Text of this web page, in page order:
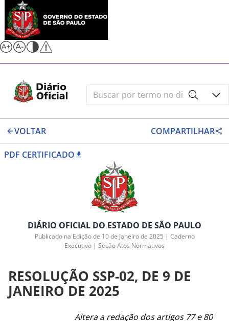
VOLTAR COMPARTILHAR
PDF CERTIFICADO
DIÁRIO OFICIAL DO ESTADO DE SÃO PAULO
Publicado na Edição de 10 de Janeiro de 2025 | Caderno
Executivo | Seção Atos Normativos
RESOLUÇÃO SSP-02, DE 9 DE
JANEIRO DE 2025
Altera a redação dos artigos 77 e 80